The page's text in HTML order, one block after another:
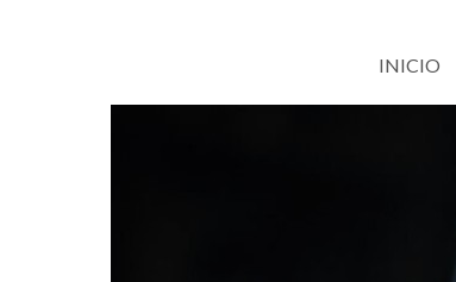
INICIO